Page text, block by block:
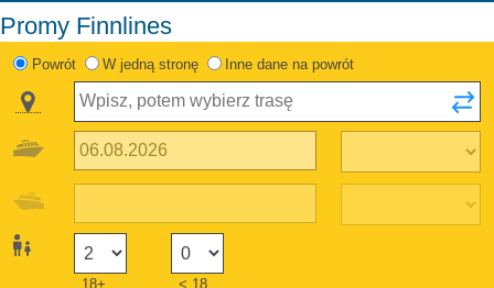
Promy Finnlines
Powrót W jedną stronę Inne dane na powrót
18+ < 18